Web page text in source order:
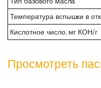
Температура вспышки в
Кислотное число, мг КОН/г
Просмотреть